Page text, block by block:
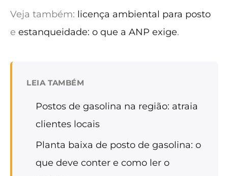
Veja também: licença ambiental para posto
e estanqueidade: o que a ANP exige.
LEIA TAMBÉM
Postos de gasolina na região: atraia
clientes locais
Planta baixa de posto de gasolina: o
que deve conter e como ler o